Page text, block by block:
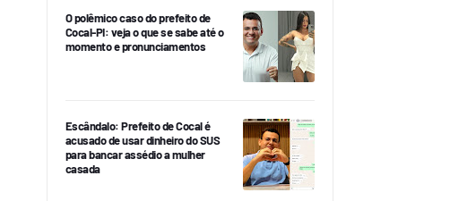
O polêmico caso do prefeito de
Cocal-PI: veja o que se sabe até o
momento e pronunciamentos
Escândalo: Prefeito de Cocal é
acusado de usar dinheiro do SUS
para bancar assédio a mulher
casada